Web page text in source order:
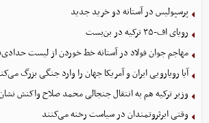
پرسپولیس در آستانه دو خرید جدید
رویای اف-۳۵ ترکیه در بن‌بست
مهاجم جوان فولاد در آستانه خط خوردن از لیست
آیا رویارویی ایران و آمریکا جهان را وارد جنگی بزرگ
وزیر ترکیه هم به انتقال جنجالی محمد صلاح واکنش
وقتی ابرثروتمندان در سیاست رخنه می‌کنند